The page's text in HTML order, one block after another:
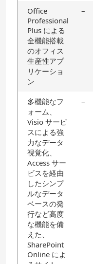
Office
Professional
Plus による
全機能搭載
のオフィス
生産性アプ
リケーショ
ン
–
多機能なフ
ォーム、
Visio サービ
スによる強
力なデータ
視覚化、
Access サー
ビスを経由
したシンプ
ルなデータ
ベースの発
行など高度
な機能を備
えた、
SharePoint
Online によ
–